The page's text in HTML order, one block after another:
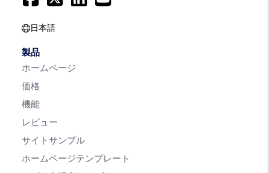
日本語
製品
ホームページ
価格
機能
レビュー
サイトサンプル
ホームページテンプレート